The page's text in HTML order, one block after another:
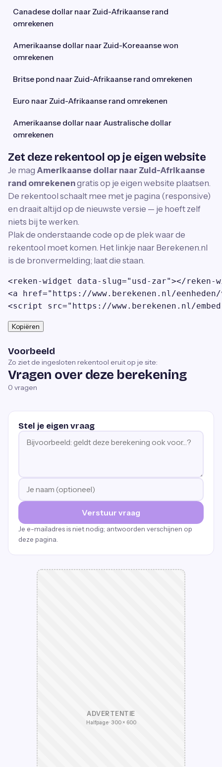
Canadese dollar naar Zuid-Afrikaanse rand
omrekenen
Amerikaanse dollar naar Zuid-Koreaanse won
omrekenen
Britse pond naar Zuid-Afrikaanse rand omrekenen
Euro naar Zuid-Afrikaanse rand omrekenen
Amerikaanse dollar naar Australische dollar
omrekenen
Zet deze rekentool op je eigen website
Je mag Amerikaanse dollar naar Zuid-Afrikaanse
rand omrekenengratis op je eigen website plaatsen.
De rekentool schaalt mee met je pagina (responsive)
en draait altijd op de nieuwste versie — je hoeft zelf
niets bij te werken.
Plak de onderstaande code op de plek waar de
rekentool moet komen. Het linkje naar Berekenen.nl
is de bronvermelding; laat die staan.
<reken-widget data-slug="usd-zar"></reken-
<a href="https://www.berekenen.nl/
<script src="https://www.berekenen.nl/
Kopiëren
Voorbeeld
Zo ziet de ingesloten rekentool eruit op je site:
Vragen over deze berekening
0 vragen
Stel je eigen vraag
Verstuur vraag
Je e-mailadres is niet nodig; antwoorden verschijnen op
deze pagina.
ADVERTENTIE
Halfpage · 300 × 600